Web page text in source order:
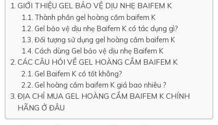
GIỚI THIỆU GEL BẢO VỆ DỊU NHẸ BAIFEM K
Thành phần gel hoàng cầm baifem K
Gel bảo vệ dịu nhẹ Baifem K có tác dụng gì?
Đối tượng sử dụng gel hoàng cầm baifem K
Cách dùng Gel bảo vệ dịu nhẹ Baifem K
CÁC CÂU HỎI VỀ GEL HOÀNG CẦM BAIFEM K
Gel Baifem K có tốt không?
Gel hoàng cầm baifem K giá bao nhiêu ?
ĐỊA CHỈ MUA GEL HOÀNG CẦM BAIFEM K CHÍNH
HÃNG Ở ĐÂU